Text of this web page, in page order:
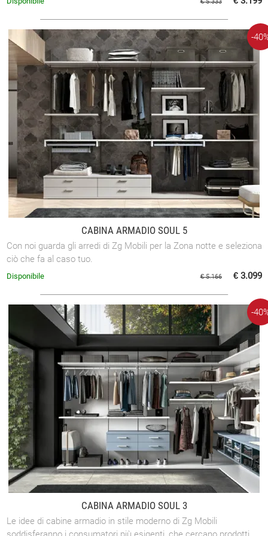
€ 5.333
CABINA ARMADIO SOUL 5
Con noi guarda gli arredi di Zg Mobili per la Zona notte e seleziona
ciò che fa al caso tuo.
-
€ 5.166 € 3.099
Disponibile
CABINA ARMADIO SOUL 3
Le idee di cabine armadio in stile moderno di Zg Mobili
-